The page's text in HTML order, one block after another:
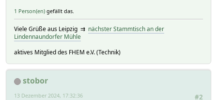
1 Person(en) gefällt das.
Viele Grüße aus Leipzig ⇉ nächster Stammtisch an der
Lindennaundorfer Mühle
aktives Mitglied des FHEM e.V. (Technik)
stobor
#2
13 Dezember 2024, 17:32:36